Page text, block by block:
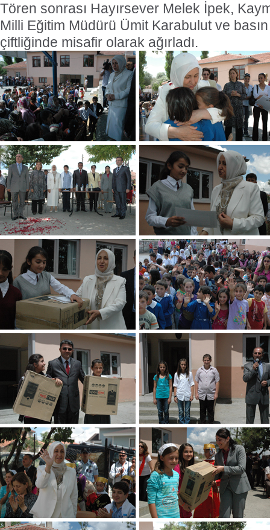
Tören sonrası Hayırsever Melek İpek,
Milli Eğitim Müdürü Ümit Karabulut ve basın
çiftliğinde misafir olarak ağırladı.